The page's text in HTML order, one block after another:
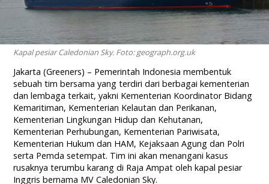
Kapal pesiar Caledonian Sky. Foto: geograph.org.uk
Jakarta (Greeners) – Pemerintah Indonesia membentuk
sebuah tim bersama yang terdiri dari berbagai kementerian
dan lembaga terkait, yakni Kementerian Koordinator Bidang
Kemaritiman, Kementerian Kelautan dan Perikanan,
Kementerian Lingkungan Hidup dan Kehutanan,
Kementerian Perhubungan, Kementerian Pariwisata,
Kementerian Hukum dan HAM, Kejaksaan Agung dan Polri
serta Pemda setempat. Tim ini akan menangani kasus
rusaknya terumbu karang di Raja Ampat oleh kapal pesiar
Inggris bernama MV Caledonian Sky.